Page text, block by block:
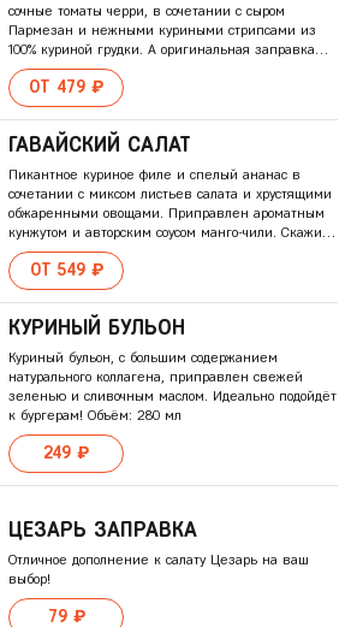
сочные томаты черри, в сочетании с сыром
Пармезан и нежными куриными стрипсами из
100% куриной грудки. А оригинальная заправка
Цезарь придаст салату классическое звучание
(приобретается отдельно)!
ОТ 479 ₽
ГАВАЙСКИЙ САЛАТ
Пикантное куриное филе и спелый ананас в
сочетании с миксом листьев салата и хрустящими
обжаренными овощами. Приправлен ароматным
кунжутом и авторским соусом манго-чили. Скажи
яркому вкусу ALOHA!
ОТ 549 ₽
КУРИНЫЙ БУЛЬОH
Куриный бульон, с большим содержанием
натурального коллагена, приправлен свежей
зеленью и сливочным маслом. Идеально подойдёт
к бургерам! Объём: 280 мл
249 ₽
ЦЕЗАРЬ ЗAПРАВКА
Отличное дополнение к салату Цезарь на ваш
выбор!
79 ₽